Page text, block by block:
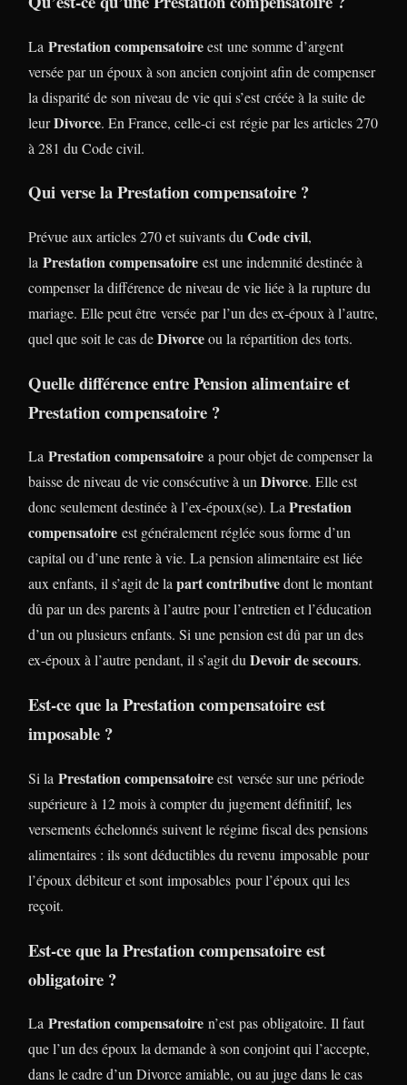
La Prestation compensatoireest une somme d’argent
versée par un époux à son ancien conjoint afin de compenser
la disparité de son niveau de vie qui s’est créée à la suite de
leurDivorce. En France, celle-ci est régie par les articles 270
à 281 du Code civil.
Qui verse la Prestation compensatoire ?
Prévue aux articles 270 et suivants du Code civil,
la Prestation compensatoire est une indemnité destinée à
compenser la différence de niveau de vie liée à la rupture du
mariage. Elle peut être versée par l’un des ex-époux à l’autre,
quel que soit le cas deDivorceou la répartition des torts.
Quelle différence entre Pension alimentaire et
Prestation compensatoire ?
La Prestation compensatoire a pour objet de compenser la
baisse de niveau de vie consécutive à unDivorce. Elle est
donc seulement destinée à l’ex-époux(se). LaPrestation
compensatoire est généralement réglée sous forme d’un
capital ou d’une rente à vie. La pension alimentaire est liée
aux enfants, il s’agit de lapart contributivedont le montant
dû par un des parents à l’autre pour l’entretien et l’éducation
d’un ou plusieurs enfants. Si une pension est dû par un des
ex-époux à l’autre pendant, il s’agit duDevoir de secours.
Est-ce que la Prestation compensatoire est
imposable ?
Si la Prestation compensatoireest versée sur une période
supérieure à 12 mois à compter du jugement définitif, les
versements échelonnés suivent le régime fiscal des pensions
alimentaires : ils sont déductibles du revenu imposable pour
l’époux débiteur et sont imposables pour l’époux qui les
reçoit.
Est-ce que la Prestation compensatoire est
obligatoire ?
La Prestation compensatoire n’est pas obligatoire. Il faut
que l’un des époux la demande à son conjoint qui l’accepte,
dans le cadre d’un Divorce amiable, ou au juge dans le cas